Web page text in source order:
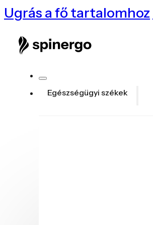
Ugrás a fő tartalomhoz
Egészségügyi székek